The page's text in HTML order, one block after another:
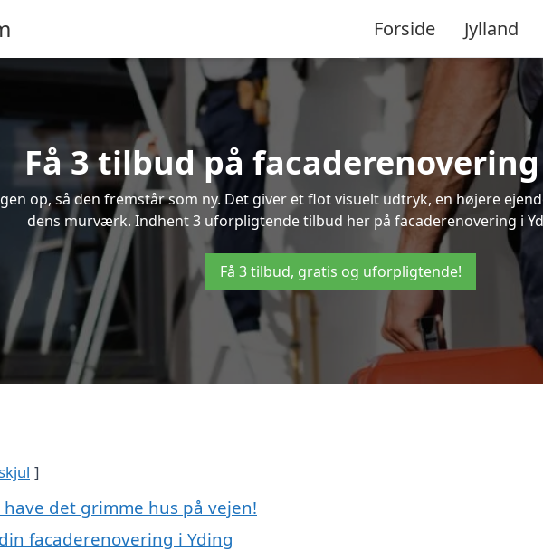
Forside Jylland
Få 3 tilbud på
op, så den fremstår som ny. Det giver et flot visuelt udtryk, en højere
dens murværk. Indhent 3 uforpligtende tilbud her på facaderenovering i
Få 3 tilbud, gratis og uforpligtende!
det grimme hus på vejen!
facaderenovering i Yding